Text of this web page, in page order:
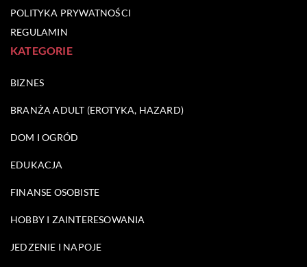
POLITYKA PRYWATNOŚCI
REGULAMIN
KATEGORIE
BIZNES
BRANŻA ADULT (EROTYKA, HAZARD)
DOM I OGRÓD
EDUKACJA
FINANSE OSOBISTE
HOBBY I ZAINTERESOWANIA
JEDZENIE I NAPOJE